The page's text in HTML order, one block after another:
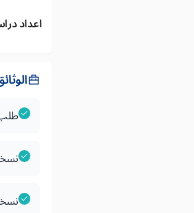
اعداد